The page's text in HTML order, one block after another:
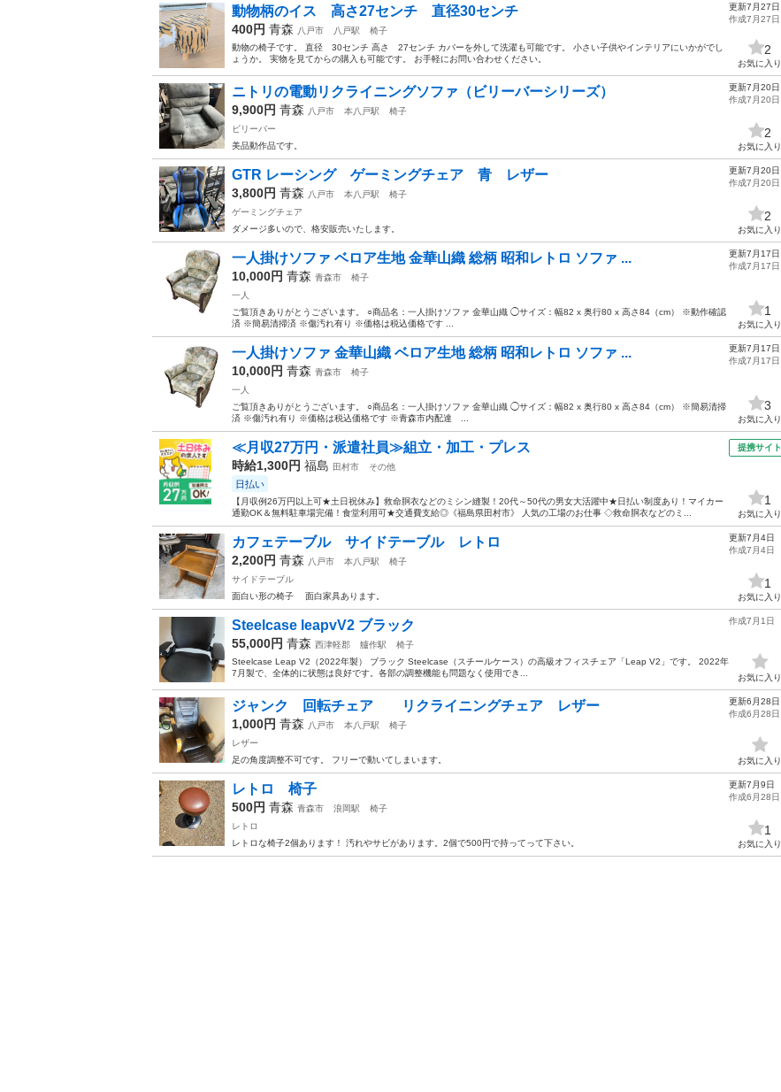
動物柄のイス 高さ27センチ 直径30センチ
400円 青森 八戸市 八戸駅
椅子
動物の椅子です。 直径 30センチ 高さ 27センチ カバーを外して洗濯も可能です。 小さい子供やインテリアにいかがでし
ょうか。 実物を見てからの購入も可能です。 お手軽にお問い合わせください。
更新7月27日
作成7月27日
2
お気に入り
ニトリの電動リクライニングソファ（ビリーバーシリーズ）
9,900円 青森 八戸市 本八戸駅
椅子
ビリーバー
美品動作品です。
更新7月20日
作成7月20日
2
お気に入り
GTR レーシング ゲーミングチェア 青 レザー
3,800円 青森 八戸市 本八戸駅
椅子
ゲーミングチェア
ダメージ多いので、格安販売いたします。
更新7月20日
作成7月20日
2
お気に入り
一人掛けソファ ベロア生地 金華山織 総柄 昭和レトロ ソファ ...
10,000円 青森 青森市
椅子
一人
ご覧頂きありがとうございます。 ○商品名：一人掛けソファ 金華山織 ◯サイズ：幅82 x 奥行80 x 高さ84（cm） ※動作確認
済 ※簡易清掃済 ※傷汚れ有り ※価格は税込価格です ...
更新7月17日
作成7月17日
1
お気に入り
一人掛けソファ 金華山織 ベロア生地 総柄 昭和レトロ ソファ ...
10,000円 青森 青森市
椅子
一人
ご覧頂きありがとうございます。 ○商品名：一人掛けソファ 金華山織 ◯サイズ：幅82 x 奥行80 x 高さ84（cm） ※簡易清掃
済 ※傷汚れ有り ※価格は税込価格です ※青森市内配達 ...
更新7月17日
作成7月17日
3
お気に入り
≪月収27万円・派遣社員≫組立・加工・プレス
時給1,300円 福島 田村市 その他
日払い
【月収例26万円以上可★土日祝休み】救命胴衣などのミシン縫製！20代～50代の男女大活躍中★日払い制度あり！マイカー
通勤OK＆無料駐車場完備！食堂利用可★交通費支給◎《福島県田村市》 人気の工場のお仕事 ◇救命胴衣などのミ...
提携サイト
1
お気に入り
カフェテーブル サイドテーブル レトロ
2,200円 青森 八戸市 本八戸駅
椅子
サイドテーブル
面白い形の椅子 面白家具あります。
更新7月4日
作成7月4日
1
お気に入り
Steelcase leapvV2 ブラック
55,000円 青森 西津軽郡 艫作駅
椅子
Steelcase Leap V2（2022年製） ブラック Steelcase（スチールケース）の高級オフィスチェア「Leap V2」です。 2022年
7月製で、全体的に状態は良好です。各部の調整機能も問題なく使用でき...
作成7月1日
お気に入り
ジャンク 回転チェア リクライニングチェア レザー
1,000円 青森 八戸市 本八戸駅
椅子
レザー
足の角度調整不可です。 フリーで動いてしまいます。
更新6月28日
作成6月28日
お気に入り
レトロ 椅子
500円 青森 青森市 浪岡駅
椅子
レトロ
レトロな椅子2個あります！ 汚れやサビがあります。2個で500円で持ってって下さい。
更新7月9日
作成6月28日
1
お気に入り